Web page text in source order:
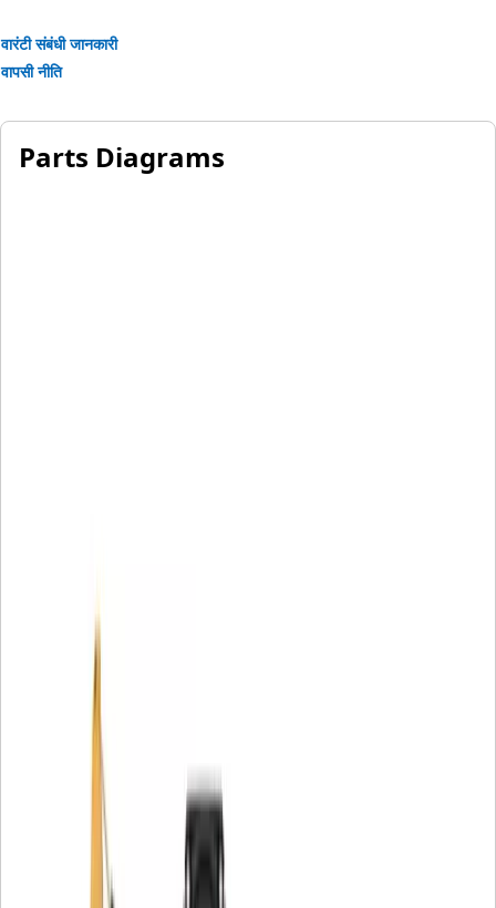
वारंटी संबंधी जानकारी
वापसी नीति
Parts Diagrams